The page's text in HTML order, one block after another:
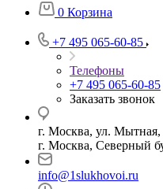
0 Корзина
+7 495 065-60-85
Телефоны
+7 495 065-60-85
Заказать звонок
г. Москва, ул. Мытная,
г. Москва, Северный
info@1slukhovoi.ru